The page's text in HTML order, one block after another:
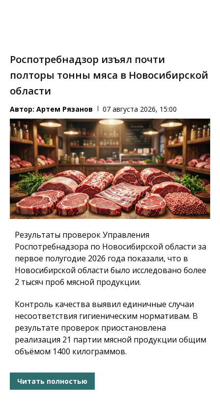
Роспотребнадзор изъял почти
полторы тонны мяса в Новосибирской
области
Автор: Артем Рязанов 07 августа 2026, 15:00
Результаты проверок Управления
Роспотребнадзора по Новосибирской области за
первое полугодие 2026 года показали, что в
Новосибирской области было исследовано более
2 тысяч проб мясной продукции.
Контроль качества выявил единичные случаи
несоответствия гигиеническим нормативам. В
результате проверок приостановлена
реализация 21 партии мясной продукции общим
объёмом 1400 килограммов.
Читать полностью